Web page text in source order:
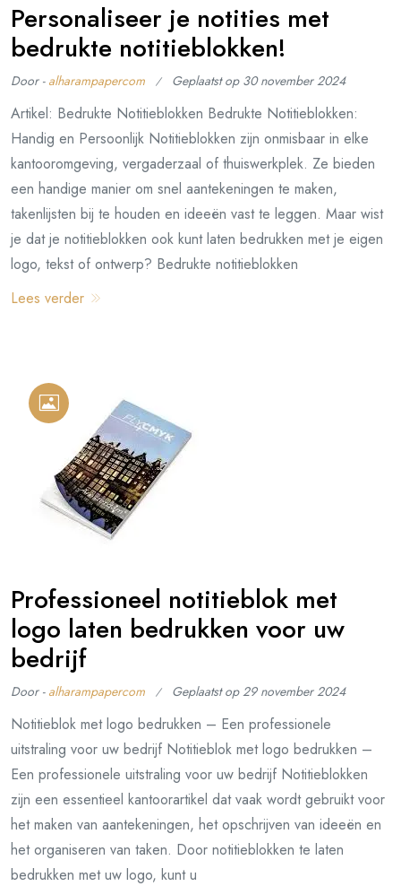
Personaliseer je notities met
bedrukte notitieblokken!
Door - alharampapercom Geplaatst op 30 november 2024
Artikel: Bedrukte Notitieblokken Bedrukte Notitieblokken:
Handig en Persoonlijk Notitieblokken zijn onmisbaar in elke
kantooromgeving, vergaderzaal of thuiswerkplek. Ze bieden
een handige manier om snel aantekeningen te maken,
takenlijsten bij te houden en ideeën vast te leggen. Maar wist
je dat je notitieblokken ook kunt laten bedrukken met je eigen
logo, tekst of ontwerp? Bedrukte notitieblokken
Lees verder
Professioneel notitieblok met
logo laten bedrukken voor uw
bedrijf
Door - alharampapercom Geplaatst op29 november 2024
Notitieblok met logo bedrukken – Een professionele
uitstraling voor uw bedrijf Notitieblok met logo bedrukken –
Een professionele uitstraling voor uw bedrijf Notitieblokken
zijn een essentieel kantoorartikel dat vaak wordt gebruikt voor
het maken van aantekeningen, het opschrijven van ideeën en
het organiseren van taken. Door notitieblokken te laten
bedrukken met uw logo, kunt u